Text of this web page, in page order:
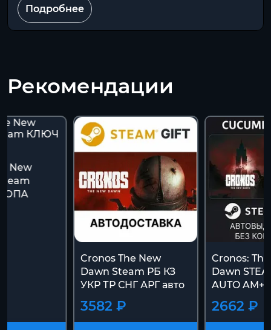
Подробнее
Рекомендации
New
Cronos The New
Dawn Steam РБ КЗ
УКР ТР СНГ АРГ авто
3582 ₽
Cronos:
Dawn
AUTO
2662 ₽